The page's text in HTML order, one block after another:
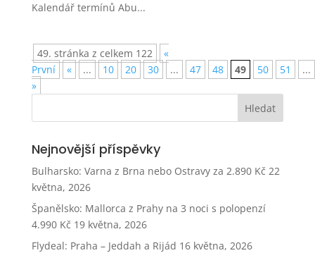
Kalendář termínů Abu...
49. stránka z celkem 122
«
První
« ... 10 20 30 ... 47 48 49 50 51
...
»
Nejnovější příspěvky
Bulharsko: Varna z Brna nebo Ostravy za 2.890 Kč 22
května, 2026
Španělsko: Mallorca z Prahy na 3 noci s polopenzí
4.990 Kč 19 května, 2026
Flydeal: Praha – Jeddah a Rijád 16 května, 2026